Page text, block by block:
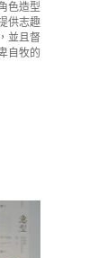
色造型
供志趣
並且督
自牧的